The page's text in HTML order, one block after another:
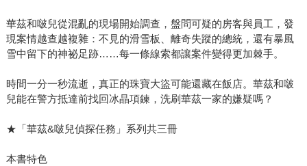
華茲和啵兒從混亂的現場開始調查，盤問可疑的房客與員工，發
現案情越查越複雜：不見的滑雪板、離奇失蹤的總統，還有暴風
雪中留下的神祕足跡……每一條線索都讓案件變得更加棘手。
時間一分一秒流逝，真正的珠寶大盜可能還藏在飯店。華茲和啵
兒能在警方抵達前找回冰晶項鍊，洗刷華茲一家的嫌疑嗎？
★「華茲&啵兒偵探任務」系列共三冊
本書特色